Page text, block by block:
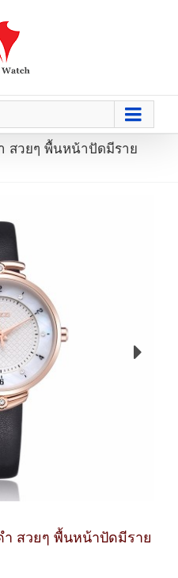
สวยๆ พื้นหน้าปัดมีราย
ำ สวยๆ พื้นหน้าปัดมีราย